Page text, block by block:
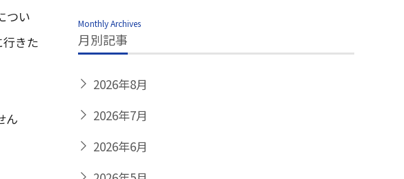
つい
きた
ん
Monthly Archives
月別記事
2026年8月
2026年7月
2026年6月